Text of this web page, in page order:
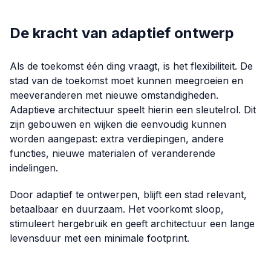
De kracht van adaptief ontwerp
Als de toekomst één ding vraagt, is het flexibiliteit. De
stad van de toekomst moet kunnen meegroeien en
meeveranderen met nieuwe omstandigheden.
Adaptieve architectuur speelt hierin een sleutelrol. Dit
zijn gebouwen en wijken die eenvoudig kunnen
worden aangepast: extra verdiepingen, andere
functies, nieuwe materialen of veranderende
indelingen.
Door adaptief te ontwerpen, blijft een stad relevant,
betaalbaar en duurzaam. Het voorkomt sloop,
stimuleert hergebruik en geeft architectuur een lange
levensduur met een minimale footprint.